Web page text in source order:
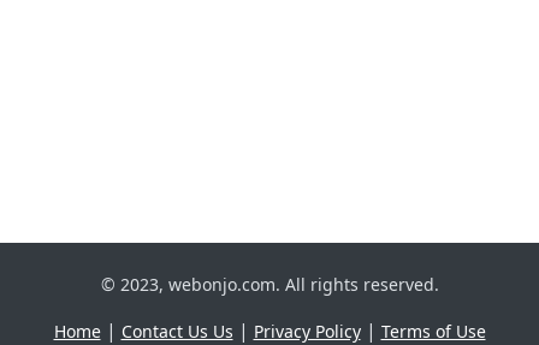
© 2023, webonjo.com. All rights reserved.
Home| Contact Us Us | Privacy Policy| Terms of Use